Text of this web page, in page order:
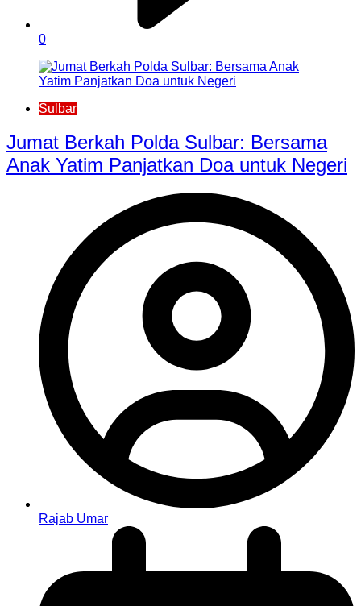
0
Sulbar
Jumat Berkah Polda Sulbar: Bersama
Anak Yatim Panjatkan Doa untuk Negeri
Rajab Umar